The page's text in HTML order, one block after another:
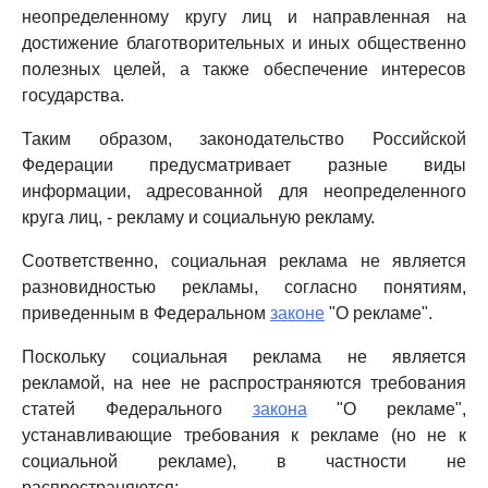
неопределенному кругу лиц и направленная на
достижение благотворительных и иных общественно
полезных целей, а также обеспечение интересов
государства.
Таким образом, законодательство Российской
Федерации предусматривает разные виды
информации, адресованной для неопределенного
круга лиц, - рекламу и социальную рекламу.
Соответственно, социальная реклама не является
разновидностью рекламы, согласно понятиям,
приведенным в Федеральном законе "О рекламе".
Поскольку социальная реклама не является
рекламой, на нее не распространяются требования
статей Федерального закона "О рекламе",
устанавливающие требования к рекламе (но не к
социальной рекламе), в частности не